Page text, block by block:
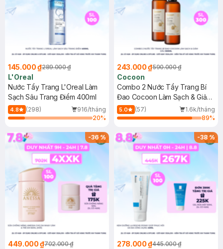
145.000 ₫289.000 ₫
L'Oreal
Nước Tẩy Trang L'Oreal Làm
Sạch Sâu Trang Điểm 400ml
4.8 (298)
916/tháng
20%
243.000 ₫590.000 ₫
Cocoon
Combo 2 Nước Tẩy Trang Bí
Đao Cocoon Làm Sạch & Giảm
Dầu 500ml
5.0 (57)
1.6k/tháng
89%
-36%
449.000 ₫702.000 ₫
-38%
278.000 ₫445.000 ₫